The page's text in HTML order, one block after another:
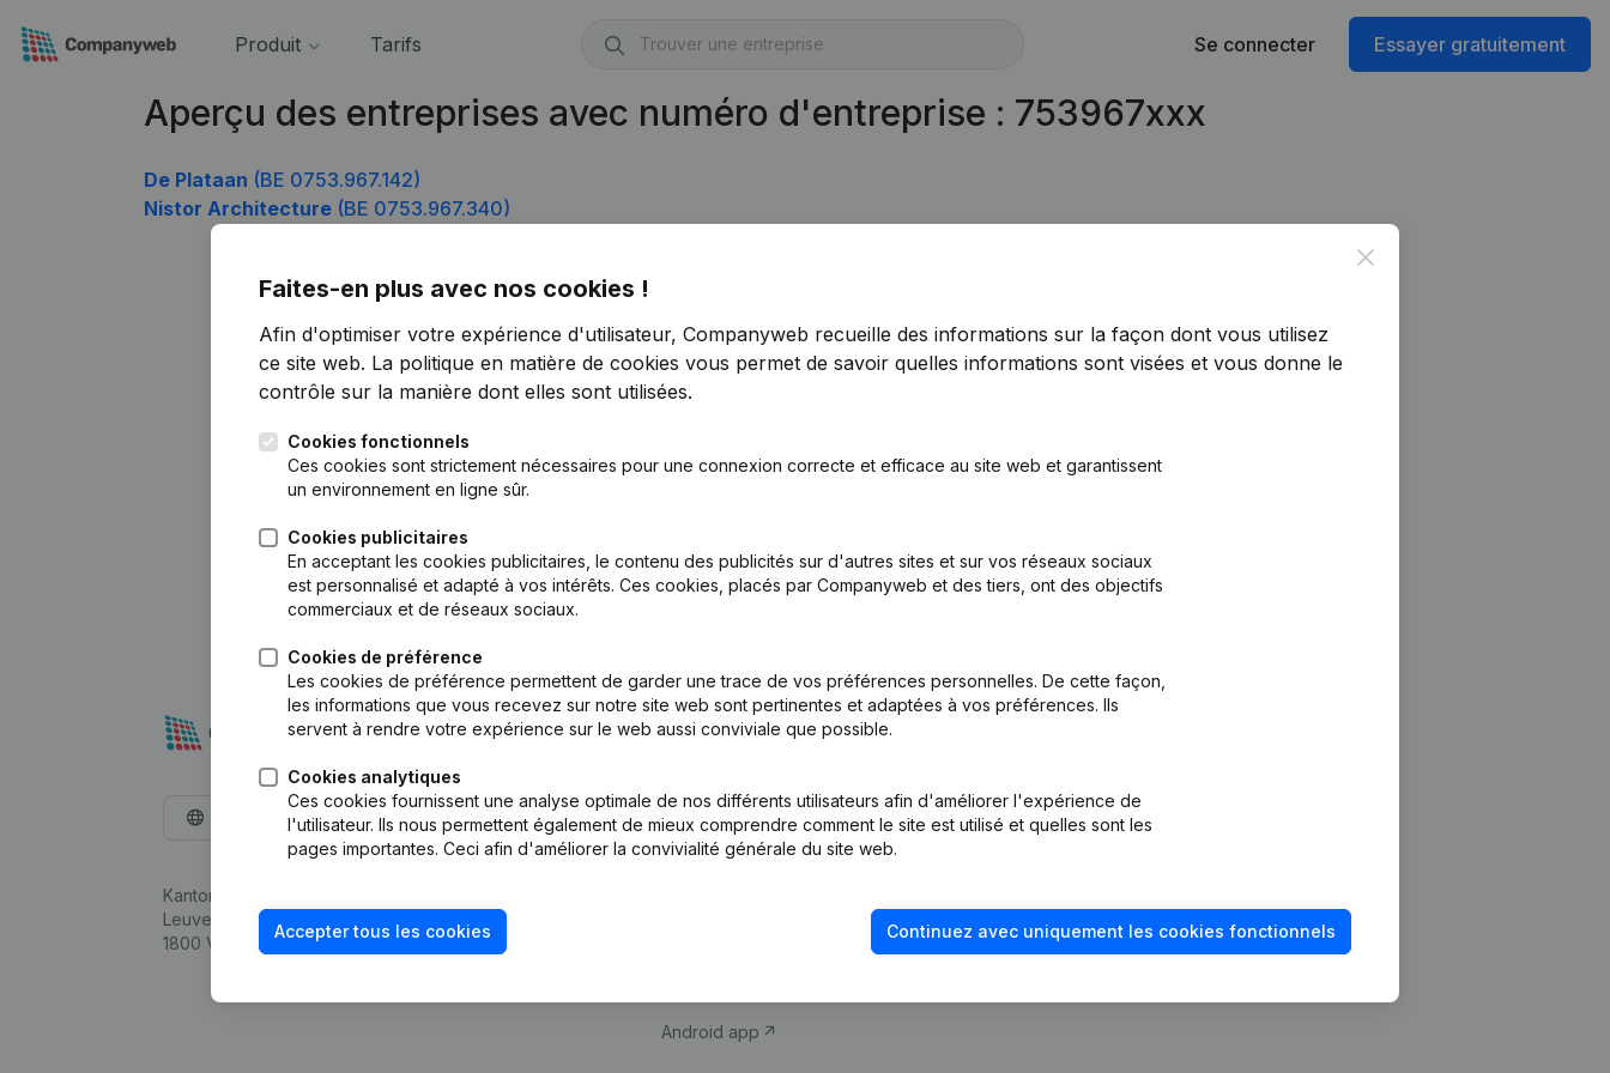
Produit Tarifs Se connecter Essayer gratuitement
Aperçu des entreprises avec numéro d'entreprise : 753967xxx
De Plataan (BE 0753.967.142)
Nistor Architecture (BE 0753.967.340)
Close
Faites-en plus avec nos cookies !
Afin d'optimiser votre expérience d'utilisateur, Companyweb recueille des informations sur la façon dont vous utilisez
ce site web. La politique en matière de cookies vous permet de savoir quelles informations sont visées et vous donne le
contrôle sur la manière dont elles sont utilisées.
Cookies fonctionnels
Ces cookies sont strictement nécessaires pour une connexion correcte et efficace au site web et garantissent
un environnement en ligne sûr.
Cookies publicitaires
En acceptant les cookies publicitaires, le contenu des publicités sur d'autres sites et sur vos réseaux sociaux
est personnalisé et adapté à vos intérêts. Ces cookies, placés par Companyweb et des tiers, ont des objectifs
commerciaux et de réseaux sociaux.
Cookies de préférence
Les cookies de préférence permettent de garder une trace de vos préférences personnelles. De cette façon,
les informations que vous recevez sur notre site web sont pertinentes et adaptées à vos préférences. Ils
servent à rendre votre expérience sur le web aussi conviviale que possible.
Cookies analytiques
Ces cookies fournissent une analyse optimale de nos différents utilisateurs afin d'améliorer l'expérience de
l'utilisateur. Ils nous permettent également de mieux comprendre comment le site est utilisé et quelles sont les
pages importantes. Ceci afin d'améliorer la convivialité générale du site web.
Accepter tous les cookies Continuez avec uniquement les cookies fonctionnels
Français
Kantorenpark Everest
Leuvensesteenweg 248D,
1800 Vilvoorde
Produit
d’entreprise
Monitoring
Android app
fraude
Consulter des comptes annuels
Vérification de la solvabilité